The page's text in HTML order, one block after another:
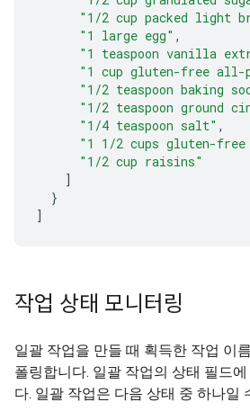
"1/2 cup packed light
"1 large egg" ,
"1 teaspoon vanilla
"1 cup gluten-free all-
"1/2 teaspoon baking
"1/2 teaspoon ground
"1/4 teaspoon salt" ,
"1 1/2 cups gluten-
"1/2 cup raisins"
]
}
]
작업 상태 모니터링
일괄 작업을 만들 때 획득한 작업 이
폴링합니다. 일괄 작업의 상태 필드
다. 일괄 작업은 다음 상태 중 하나일